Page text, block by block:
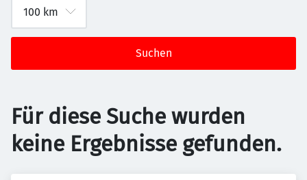
Suchen
Für diese Suche wurden
keine Ergebnisse gefunden.